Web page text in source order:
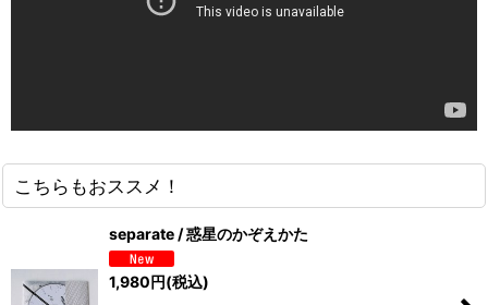
こちらもおススメ！
separate / 惑星のかぞえかた
1,980円(税込)